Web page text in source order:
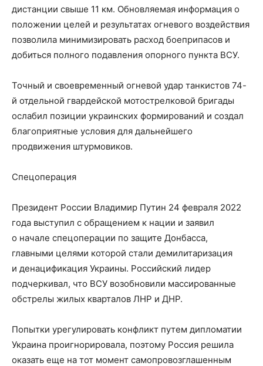
дистанции свыше 11 км. Обновляемая информация о
положении целей и результатах огневого воздействия
позволила минимизировать расход боеприпасов и
добиться полного подавления опорного пункта ВСУ.
Точный и своевременный огневой удар танкистов 74-
й отдельной гвардейской мотострелковой бригады
ослабил позиции украинских формирований и создал
благоприятные условия для дальнейшего
продвижения штурмовиков.
Спецоперация
Президент России Владимир Путин 24 февраля 2022
года выступил с обращением к нации и заявил
о начале спецоперации по защите Донбасса,
главными целями которой стали демилитаризация
и денацификация Украины. Российский лидер
подчеркивал, что ВСУ возобновили массированные
обстрелы жилых кварталов ЛНР и ДНР.
Попытки урегулировать конфликт путем дипломатии
Украина проигнорировала, поэтому Россия решила
оказать еще на тот момент самопровозглашенным